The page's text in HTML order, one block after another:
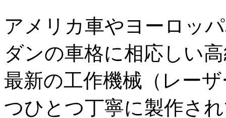
アメリカ車やヨーロッ
ダンの車格に相応しい
最新の工作機械（レー
つひとつ丁寧に製作さ